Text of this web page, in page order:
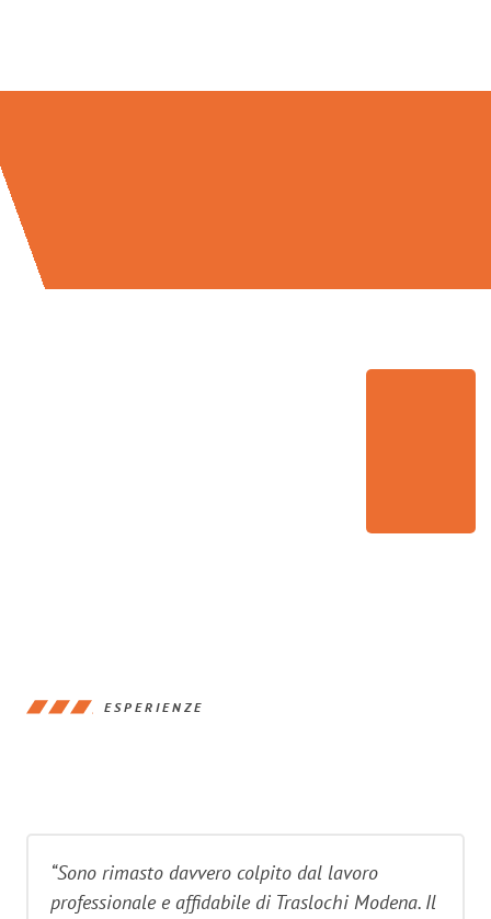
ESPERIENZE
“Sono rimasto davvero colpito dal lavoro
professionale e affidabile di Traslochi Modena. Il